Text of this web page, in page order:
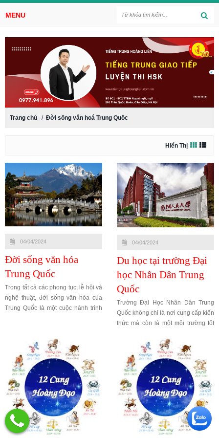
Trang chủ / Đời sống văn hoá Trung Quốc
Hiển Thị
04/04/2024
Đời sống văn hóa
Trung Quốc
Trong tất cả các phong tục, lễ hội và
nghệ thuật, đời sống văn hóa của
Trung Quốc là một cuộc hành trình
phú của quốc gia này.
04/04/2024
Du học tại trường Đại
học Nhân Dân Trung
Quốc
Trường Đại Học Nhân Dân Trung
Quốc không chỉ là nơi cung cấp kiến
thức mà còn là một môi trường tốt
phá và định hình tương lai của bạn.
Nếu bạn đang tìm kiếm một trường
đại học có uy tín và đa dạng, hãy
xem xét RUC - nơi